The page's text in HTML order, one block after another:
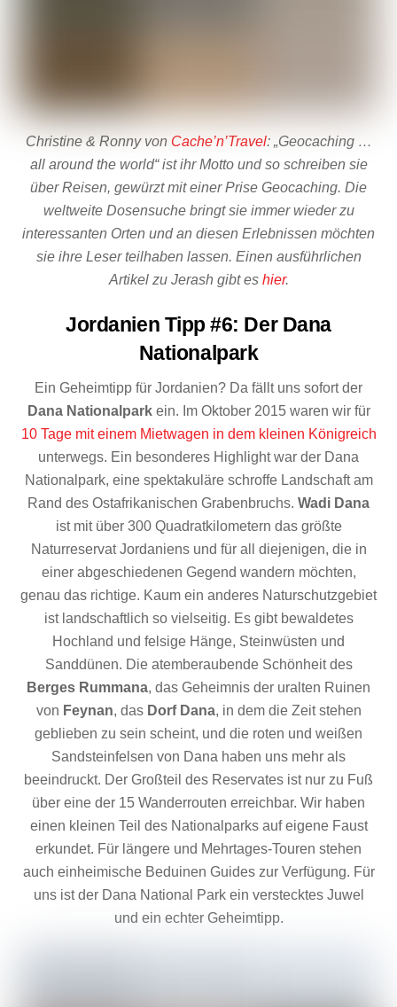
Christine & Ronny von Cache’n’Travel: „Geocaching …
all around the world“ ist ihr Motto und so schreiben sie
über Reisen, gewürzt mit einer Prise Geocaching. Die
weltweite Dosensuche bringt sie immer wieder zu
interessanten Orten und an diesen Erlebnissen möchten
sie ihre Leser teilhaben lassen. Einen ausführlichen
Artikel zu Jerash gibt es hier.
Jordanien Tipp #6: Der Dana
Nationalpark
Ein Geheimtipp für Jordanien? Da fällt uns sofort der
Dana Nationalparkein. Im Oktober 2015 waren wir für
10 Tage mit einem Mietwagen in dem kleinen Königreich
unterwegs. Ein besonderes Highlight war der Dana
Nationalpark, eine spektakuläre schroffe Landschaft am
Rand des Ostafrikanischen Grabenbruchs. Wadi Dana
ist mit über 300 Quadratkilometern das größte
Naturreservat Jordaniens und für all diejenigen, die in
einer abgeschiedenen Gegend wandern möchten,
genau das richtige. Kaum ein anderes Naturschutzgebiet
ist landschaftlich so vielseitig. Es gibt bewaldetes
Hochland und felsige Hänge, Steinwüsten und
Sanddünen. Die atemberaubende Schönheit des
Berges Rummana, das Geheimnis der uralten Ruinen
von Feynan, das Dorf Dana, in dem die Zeit stehen
geblieben zu sein scheint, und die roten und weißen
Sandsteinfelsen von Dana haben uns mehr als
beeindruckt. Der Großteil des Reservates ist nur zu Fuß
über eine der 15 Wanderrouten erreichbar. Wir haben
einen kleinen Teil des Nationalparks auf eigene Faust
erkundet. Für längere und Mehrtages-Touren stehen
auch einheimische Beduinen Guides zur Verfügung. Für
uns ist der Dana National Park ein verstecktes Juwel
und ein echter Geheimtipp.